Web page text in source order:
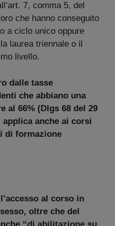
7, comma 5, del
che hanno conseguito
a ciclo unico oppure
laurea triennale o il
livello.
dalle tasse
che abbiano una
al 66% (Dlgs 68 del 29
applica anche ai corsi
di formazione
al corso in
oltre che del